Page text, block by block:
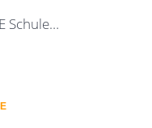
Schule…